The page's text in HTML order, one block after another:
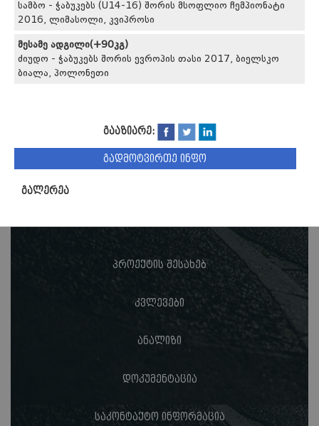
სამბო - ჭაბუკებს (U14-16) შორის მსოფლიო ჩემპიონატი
2016, ლიმასოლი, კვიპროსი
მესამე ადგილი(+90კგ)
ძიუდო - ჭაბუკებს შორის ევროპის თასი 2017, ბიელსკო
ბიალა, პოლონეთი
გააზიარე:
გადმოტვირთე ინფო
გალერეა
პროექტის შესახებ
კვლევები
ანალიზი
დოკუმენტაცია
საკონტაქტო ინფორმაცია